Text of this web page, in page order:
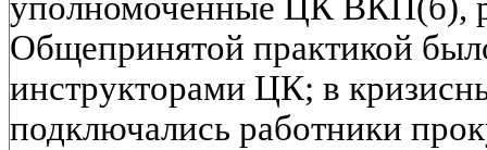
уполномоченные ЦК ВКП(б),
Общепринятой практикой
инструкторами ЦК; в
подключались работники